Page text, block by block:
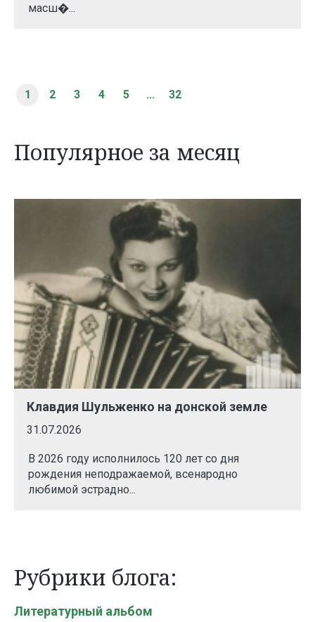
масш�...
1 2 3 4 5 ... 32
Популярное за месяц
Клавдия Шульженко на донской земле
31.07.2026
В 2026 году исполнилось 120 лет со дня
рождения неподражаемой, всенародно
любимой эстрадно...
Рубрики блога:
Литературный альбом